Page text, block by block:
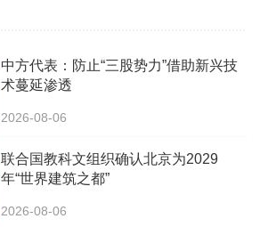
中方代表：防止“三股势力”借助新兴技
术蔓延渗透
2026-08-06
联合国教科文组织确认北京为2029
年“世界建筑之都”
2026-08-06